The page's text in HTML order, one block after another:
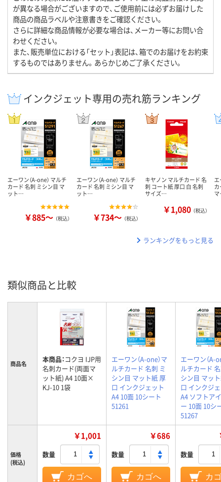
が異なる場合がございますので、ご使用前には必ずお届けした
商品の商品ラベルや注意書きをご確認ください。
さらに詳細な商品情報が必要な場合は、メーカー等にお問い合
わせください。
また、販売単位における「セット」表記は、箱でのお届けをお約束
するものではありません。あらかじめご了承ください。
インクジェット専用の売れ筋ランキング
エーワン（A-one） マルチ
カード 名刺 ミシン目 マ
ット…
￥885～ （税込）
エーワン（A-one） マルチ
カード 名刺 ミシン目 マ
ット…
￥734～ （税込）
キヤノン マルチカード 名
刺 コート紙 厚口 白 名刺
サイズ…
￥1,080 （税込）
エ
ランキングをもっと見る
類似商品と比較
商品名 本商品：コクヨ IJP用
名刺カード(両面マ
ット紙) A4 10面×
KJ-10 1袋
エーワン（A-one）マ
ルチカード 名刺 ミ
シン目 マット紙 厚
口 インクジェット
A4 10面 10シート
51261
エーワン（A-
ルチカード
シン目 マッ
口 インクジ
A4 ソフトア
ー 10面 10シ
51267
価格
(税込)
￥1,001
数量
カゴへ
￥686
数量
カゴへ
数量
カ